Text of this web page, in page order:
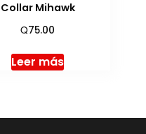
Collar Mihawk
Q75.00
Leer más